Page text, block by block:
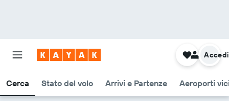
Cerca Stato del volo Arrivi e Partenze Aeroporti
Accedi